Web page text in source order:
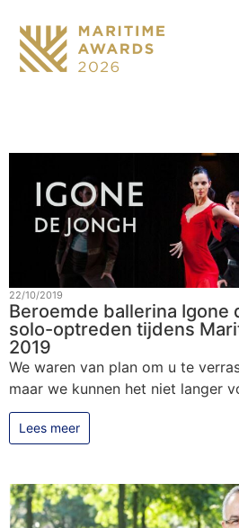
22/10/2019
Beroemde ballerina Igone
solo-optreden tijdens
2019
We waren van plan om u te
maar we kunnen het niet langer
Lees meer